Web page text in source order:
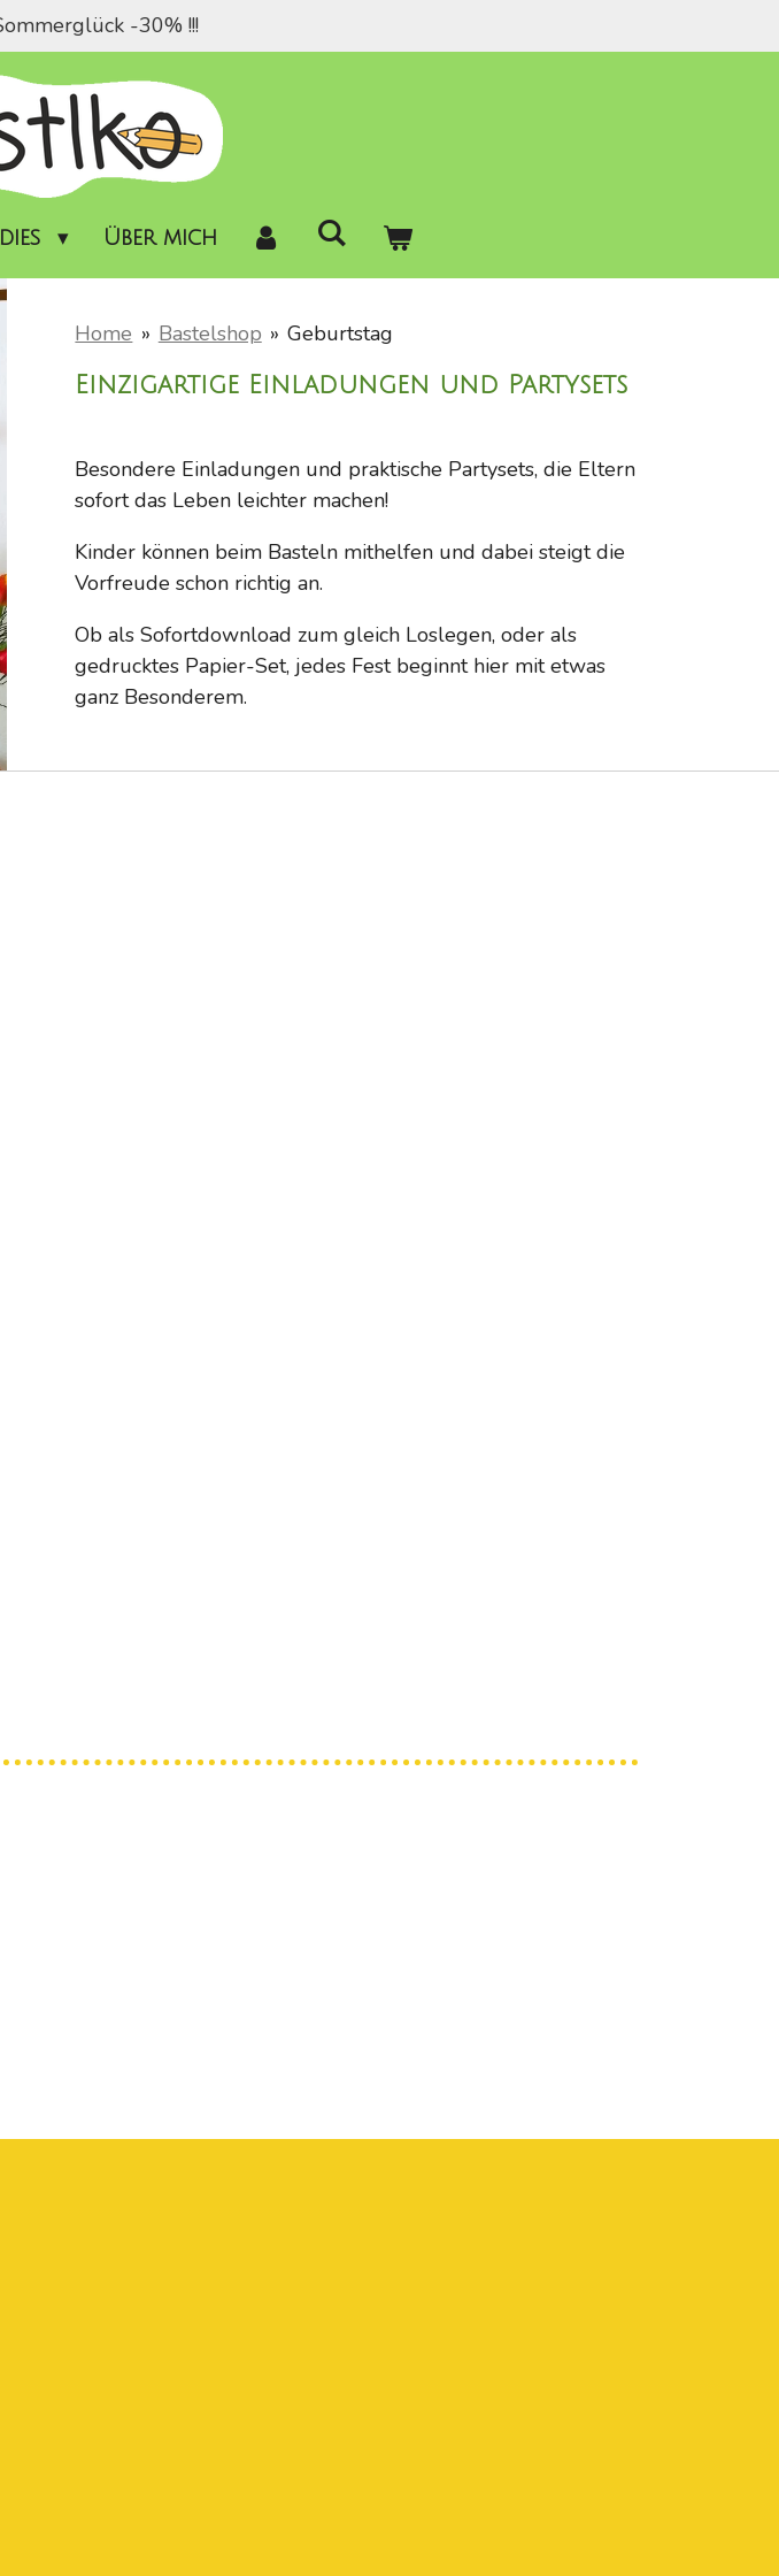
-30% !!!
Über mich
Home » Bastelshop » Geburtstag
Einzigartige Einladungen und Partysets
Besondere Einladungen und praktische Partysets, die Eltern
sofort das Leben leichter machen!
Kinder können beim Basteln mithelfen und dabei steigt die
Vorfreude schon richtig an.
Ob als Sofortdownload zum gleich Loslegen, oder als
gedrucktes Papier-Set, jedes Fest beginnt hier mit etwas
ganz Besonderem.